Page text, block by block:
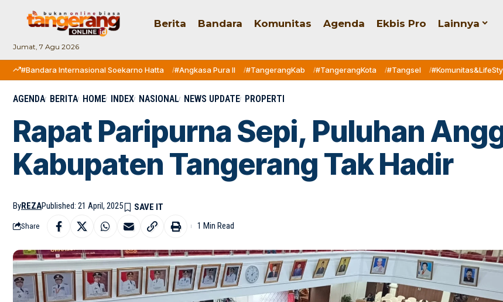
Jumat, 7 Agu 2026
Berita Bandara Komunitas Agenda Ekbis Pro Lainnya
#Bandara Internasional Soekarno Hatta #Angkasa Pura II #TangerangKab #TangerangKota #Tangsel
AGENDA BERITA HOME INDEX NASIONAL NEWS UPDATE PROPERTI
Rapat Paripurna Sepi, Puluhan
Kabupaten Tangerang Tak Hadir
ByREZAPublished: 21 April, 2025
Share 1 Min Read